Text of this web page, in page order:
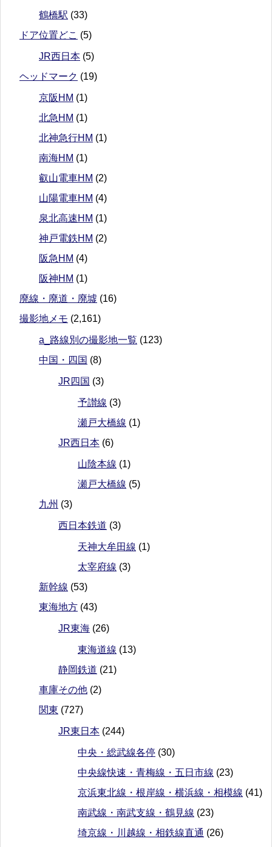
鶴橋駅 (33)
ドア位置どこ (5)
JR西日本 (5)
ヘッドマーク (19)
京阪HM (1)
北急HM (1)
北神急行HM (1)
南海HM (1)
叡山電車HM (2)
山陽電車HM (4)
泉北高速HM (1)
神戸電鉄HM (2)
阪急HM (4)
阪神HM (1)
廃線・廃道・廃墟 (16)
撮影地メモ (2,161)
a_路線別の撮影地一覧 (123)
中国・四国 (8)
JR四国 (3)
予讃線 (3)
瀬戸大橋線 (1)
JR西日本 (6)
山陰本線 (1)
瀬戸大橋線 (5)
九州 (3)
西日本鉄道 (3)
天神大牟田線 (1)
太宰府線 (3)
新幹線 (53)
東海地方 (43)
JR東海 (26)
東海道線 (13)
静岡鉄道 (21)
車庫その他 (2)
関東 (727)
JR東日本 (244)
中央・総武線各停 (30)
中央線快速・青梅線・五日市線 (23)
京浜東北線・根岸線・横浜線・相模線 (41)
南武線・南武支線・鶴見線 (23)
埼京線・川越線・相鉄線直通 (26)